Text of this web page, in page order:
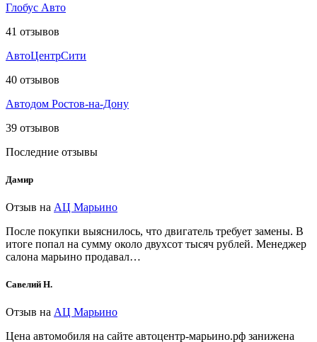
Глобус Авто
41 отзывов
АвтоЦентрСити
40 отзывов
Автодом Ростов-на-Дону
39 отзывов
Последние отзывы
Дамир
Отзыв на АЦ Марьино
После покупки выяснилось, что двигатель требует замены. В
итоге попал на сумму около двухсот тысяч рублей. Менеджер
салона марьино продавал…
Савелий Н.
Отзыв на АЦ Марьино
Цена автомобиля на сайте автоцентр-марьино.рф занижена